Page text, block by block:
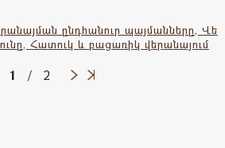
ընդհանուր պայմանները, Վե
Հատուկ և բացառիկ վերանայում
1 / 2